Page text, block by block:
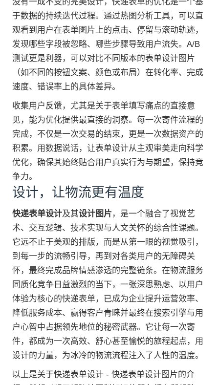
于数据的持续迭代过程。通过热图分析工具，可以直
观看到用户在表单图片上的点击、停留与滚动轨迹，
发现哪些字段被忽略、哪些步骤导致用户流失。A/B
测试更是利器，可以对比不同版本的表单设计图片
（如不同的按钮文案、颜色或布局）在转化率、完成
速度、错误率上的具体差异。
收集用户反馈，尤其是关于表单填写痛点的直接意
见，能为优化提供最直接的洞察。每一次寄件流程的
完成，不仅是一次交易的结束，更是一次数据资产的
积累。用数据说话，让表单设计从主观审美走向科学
优化，确保其始终贴合用户真实行为与期望，保持竞
争力。
设计，让物流更有温度
快递表单设计及其设计图片 ，是一个融合了视觉艺
术、交互逻辑、技术实现与人文关怀的综合性课题。
它远不止于美观的排版，而是从第一眼的视觉吸引，
到每一步的流畅引导，再到对各类用户的无障碍关
怀，最终完成品牌情感渗透的完整链条。在物流服务
同质化竞争日益激烈的当下，一张深思熟虑、以用户
体验为核心的快递表单，已成为企业提升运营效率、
降低服务成本、赢得客户青睐并最终在搜索引擎与用
户心智中占据领先地位的秘密武器。它让每一次寄
件，都成为一次高效、舒心甚至愉悦的旅程起点，用
设计的力量，为冰冷的物流流程注入了人性的温度。
以上是关于快递表单设计 - 快递表单设计图片的介